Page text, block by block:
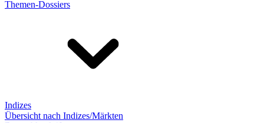
Themen-Dossiers
Indizes
Übersicht nach Indizes/Märkten